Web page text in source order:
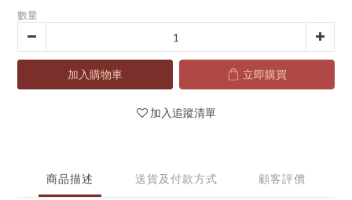
數量
加入購物車 立即購買
加入追蹤清單
商品描述 送貨及付款方式 顧客評價